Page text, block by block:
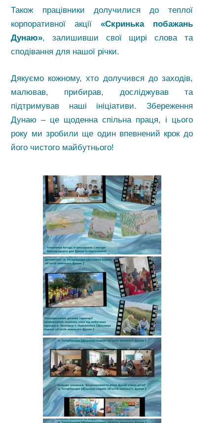
Також працівники долучилися до теплої
корпоративної акції «Скринька побажань
Дунаю», залишивши свої щирі слова та
сподівання для нашої річки.
Дякуємо кожному, хто долучився до заходів,
малював, прибирав, досліджував та
підтримував наші ініціативи. Збереження
Дунаю – це щоденна спільна праця, і цього
року ми зробили ще один впевнений крок до
його чистого майбутнього!